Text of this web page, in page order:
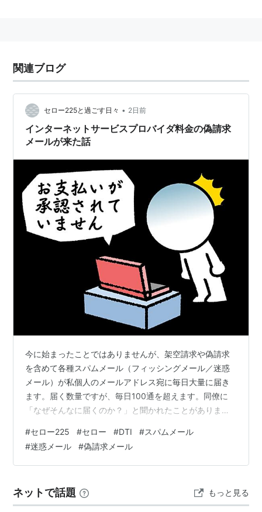
関連ブログ
セロー225と過ごす日々 • 2日前
インターネットサービスプロバイダ料金の偽請求
メールが来た話
今に始まったことではありませんが、架空請求や偽請求
を含めて各種スパムメール（フィッシングメール／迷惑
メール）が私個人のメールアドレス宛に毎日大量に届き
ます。届く数量ですが、毎日100通を超えます。同僚に
「なぜそんなに届くのか？」と聞かれたことがあります
連絡先などにも使っているから、スパムメール業者のリ
ストに載ってるため」です。 私はインターネットサービ
スプロバイダの「DTI」と1995年のDTI創業時から契約を
ます。ちなみに使用しているメールアドレスのサブドメ
イン名はDTIファーストユーザー群…
#セロー225 #セロー #DTI #スパムメール
#迷惑メール #偽請求メール
ネットで話題 もっと見る